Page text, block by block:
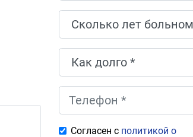
Согласен с политикой о